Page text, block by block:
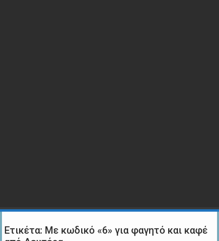
Ετικέτα: Με κωδικό «6» για φαγητό και καφέ